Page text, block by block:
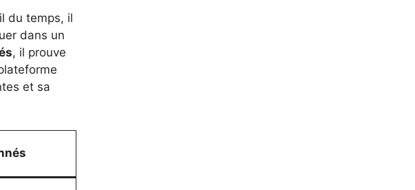
du temps, il
dans un
, il prouve
et sa